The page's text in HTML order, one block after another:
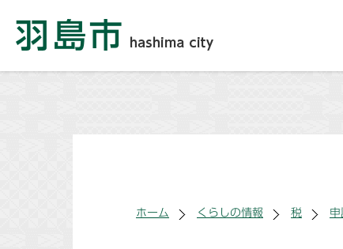
ホーム くらしの情報 税 申